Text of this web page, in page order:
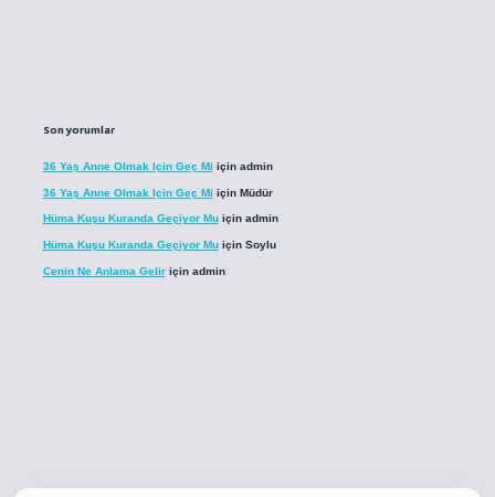
Son yorumlar
36 Yaş Anne Olmak Için Geç Mi için admin
36 Yaş Anne Olmak Için Geç Mi için Müdür
Hüma Kuşu Kuranda Geçiyor Muiçin admin
Hüma Kuşu Kuranda Geçiyor Muiçin Soylu
Cenin Ne Anlama Geliriçin admin